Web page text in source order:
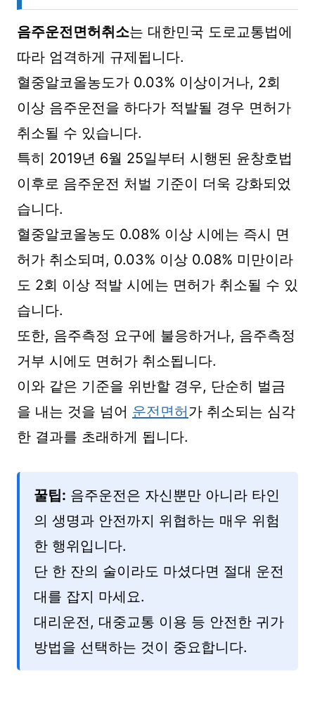
음주운전면허취소는 대한민국 도로교통법에
따라 엄격하게 규제됩니다.
혈중알코올농도가 0.03% 이상이거나, 2회
이상 음주운전을 하다가 적발될 경우 면허가
취소될 수 있습니다.
특히 2019년 6월 25일부터 시행된 윤창호법
이후로 음주운전 처벌 기준이 더욱 강화되었
습니다.
혈중알코올농도 0.08% 이상 시에는 즉시 면
허가 취소되며, 0.03% 이상 0.08% 미만이라
도 2회 이상 적발 시에는 면허가 취소될 수 있
습니다.
또한, 음주측정 요구에 불응하거나, 음주측정
거부 시에도 면허가 취소됩니다.
이와 같은 기준을 위반할 경우, 단순히 벌금
을 내는 것을 넘어 운전면허가 취소되는 심각
한 결과를 초래하게 됩니다.
꿀팁: 음주운전은 자신뿐만 아니라 타인
의 생명과 안전까지 위협하는 매우 위험
한 행위입니다.
단 한 잔의 술이라도 마셨다면 절대 운전
대를 잡지 마세요.
대리운전, 대중교통 이용 등 안전한 귀가
방법을 선택하는 것이 중요합니다.